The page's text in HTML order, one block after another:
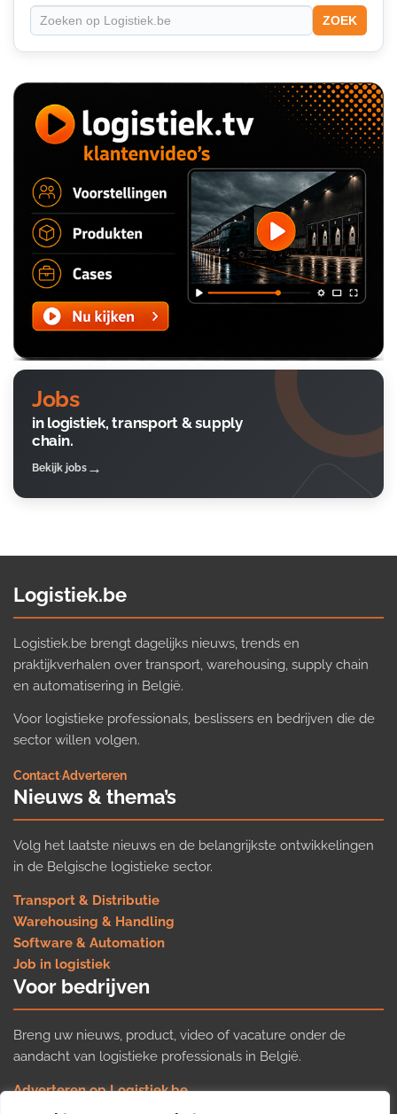
ZOEK
Jobs
in logistiek, transport & supply
chain.
Bekijk jobs
Logistiek.be
Logistiek.be brengt dagelijks nieuws, trends en
praktijkverhalen over transport, warehousing, supply chain
en automatisering in België.
Voor logistieke professionals, beslissers en bedrijven die de
sector willen volgen.
Contact·Adverteren
Nieuws & thema’s
Volg het laatste nieuws en de belangrijkste ontwikkelingen
in de Belgische logistieke sector.
Transport & Distributie
Warehousing & Handling
Software & Automation
Job in logistiek
Voor bedrijven
Breng uw nieuws, product, video of vacature onder de
aandacht van logistieke professionals in België.
Adverteren op Logistiek.be